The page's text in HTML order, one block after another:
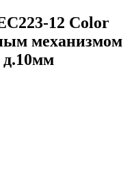
12 Color
механизмом
д.10мм